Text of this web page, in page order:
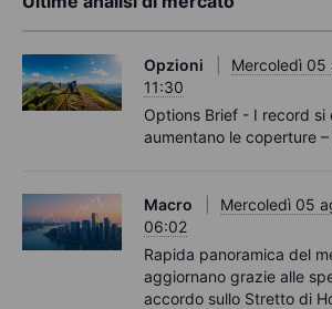
Opzioni
Mercoledì 05
11:30
Options Brief - I record si
aumentano le coperture
Macro
Mercoledì 05
06:02
Rapida panoramica del
aggiornano grazie alle
accordo sullo Stretto di